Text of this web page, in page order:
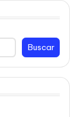
Buscar